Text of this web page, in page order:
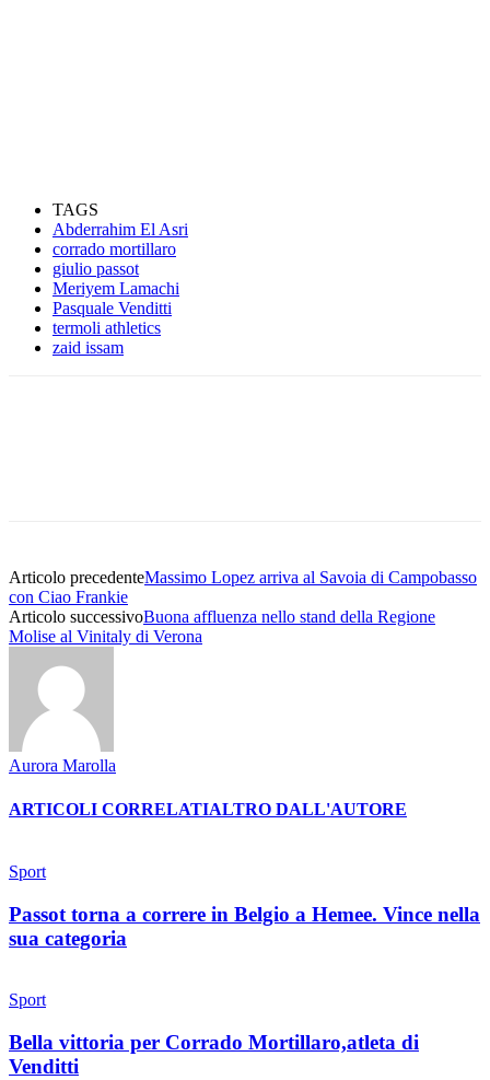
TAGS
Abderrahim El Asri
corrado mortillaro
giulio passot
Meriyem Lamachi
Pasquale Venditti
termoli athletics
zaid issam
Articolo precedenteMassimo Lopez arriva al Savoia di Campobasso
con Ciao Frankie
Articolo successivoBuona affluenza nello stand della Regione
Molise al Vinitaly di Verona
Aurora Marolla
ARTICOLI CORRELATIALTRO DALL'AUTORE
Sport
Passot torna a correre in Belgio a Hemee. Vince nella
sua categoria
Sport
Bella vittoria per Corrado Mortillaro,atleta di
Venditti